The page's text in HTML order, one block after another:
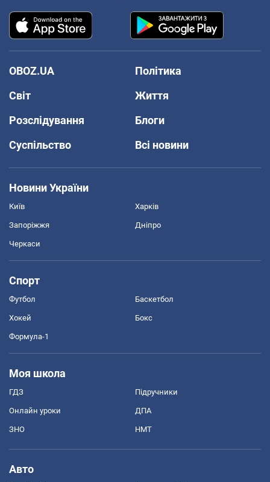
OBOZ.UA
Політика
Світ
Життя
Розслідування
Блоги
Суспільство
Всі новини
Новини України
Київ Харків
Запоріжжя Дніпро
Черкаси
Спорт
Футбол Баскетбол
Хокей Бокс
Формула-1
Моя школа
ГДЗ Підручники
Онлайн уроки ДПА
ЗНО НМТ
Авто